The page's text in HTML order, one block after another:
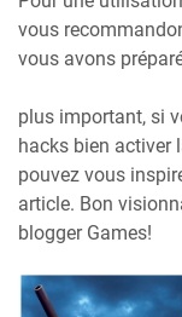
vous
vous avons
plus important, si
hacks bien activer
pouvez vous
article. Bon
blogger Games!